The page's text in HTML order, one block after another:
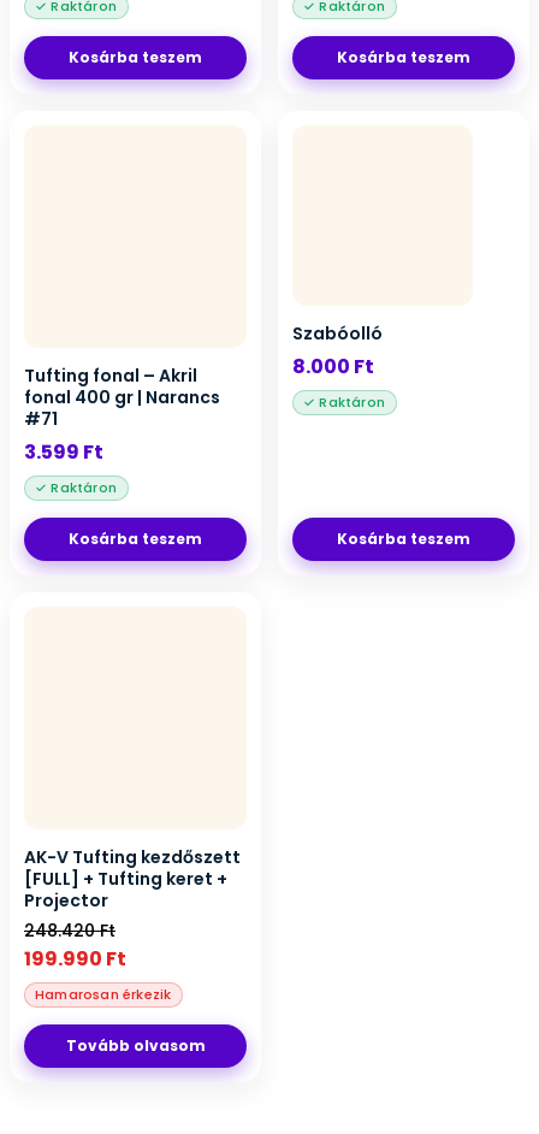
Kosárba teszem Kosárba teszem
Tufting fonal – Akril
fonal 400 gr | Narancs
#71
3.599 Ft
Kosárba teszem
Szabóolló
8.000 Ft
Kosárba teszem
AK-V Tufting kezdőszett
[FULL] + Tufting keret +
Projector
248.420Ft
199.990 Ft
Tovább olvasom